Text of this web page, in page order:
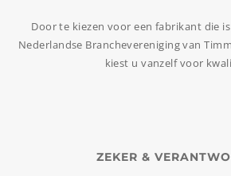
Door te kiezen voor een fabrikant die
Nederlandse Branchevereniging van
kiest u vanzelf voor
ZEKER &